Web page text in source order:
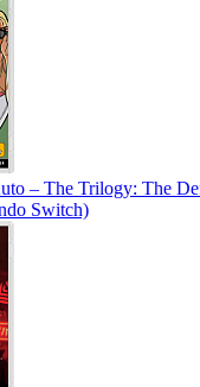
– The Trilogy: The
Switch)